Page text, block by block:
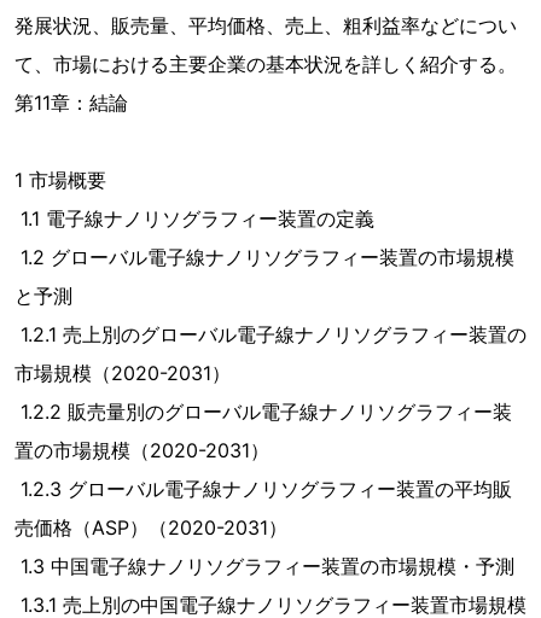
発展状況、販売量、平均価格、売上、粗利益率などについ
て、市場における主要企業の基本状況を詳しく紹介する。
第11章：結論
1 市場概要
1.1 電子線ナノリソグラフィー装置の定義
1.2 グローバル電子線ナノリソグラフィー装置の市場規模
と予測
1.2.1 売上別のグローバル電子線ナノリソグラフィー装置の
市場規模（2020-2031）
1.2.2 販売量別のグローバル電子線ナノリソグラフィー装
置の市場規模（2020-2031）
1.2.3 グローバル電子線ナノリソグラフィー装置の平均販
売価格（ASP）（2020-2031）
1.3 中国電子線ナノリソグラフィー装置の市場規模・予測
1.3.1 売上別の中国電子線ナノリソグラフィー装置市場規模